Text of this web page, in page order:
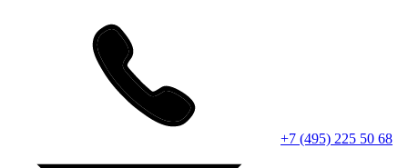
+7 (495) 225 50 68